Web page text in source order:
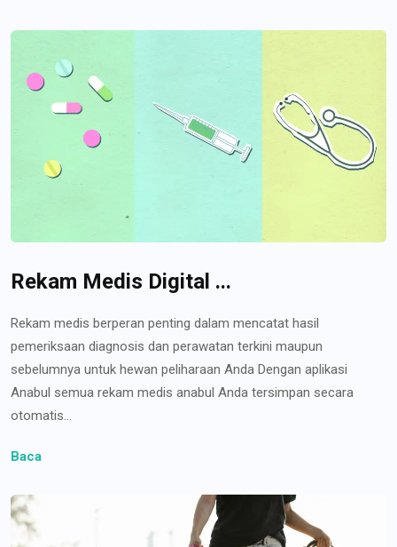
Rekam Medis Digital ...
Rekam medis berperan penting dalam mencatat hasil
pemeriksaan diagnosis dan perawatan terkini maupun
sebelumnya untuk hewan peliharaan Anda Dengan aplikasi
Anabul semua rekam medis anabul Anda tersimpan secara
otomatis...
Baca